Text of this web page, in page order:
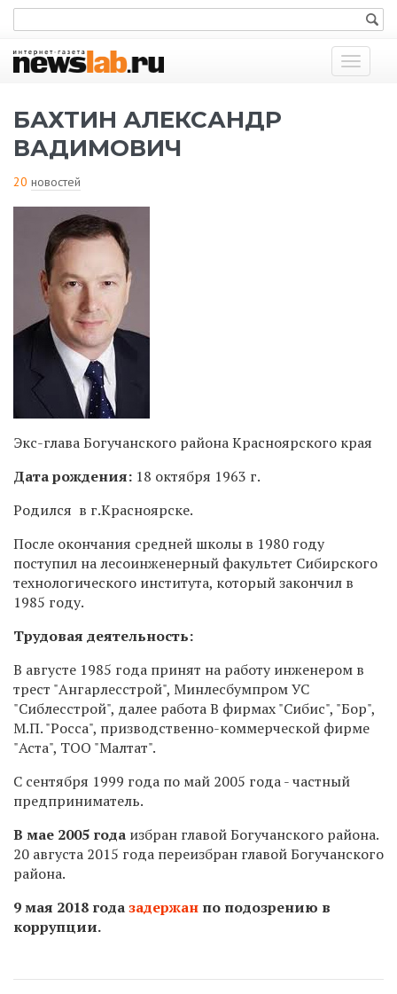
Показать
меню
БАХТИН АЛЕКСАНДР
ВАДИМОВИЧ
20 новостей
Экс-глава Богучанского района Красноярского края
Дата рождения: 18 октября 1963 г.
Родился в г.Красноярске.
После окончания средней школы в 1980 году
поступил на лесоинженерный факультет Сибирского
технологического института, который закончил в
1985 году.
Трудовая деятельность:
В августе 1985 года принят на работу инженером в
трест "Ангарлесстрой", Минлесбумпром УС
"Сиблесстрой", далее работа В фирмах "Сибис", "Бор",
М.П. "Росса", призводственно-коммерческой фирме
"Аста", ТОО "Малтат".
С сентября 1999 года по май 2005 года - частный
предприниматель.
В мае 2005 года избран главой Богучанского района.
20 августа 2015 года переизбран главой Богучанского
района.
9 мая 2018 годазадержан по подозрению в
коррупции.